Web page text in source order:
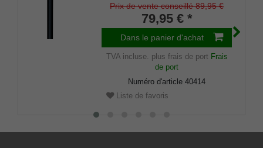
réglable 75-100 cm, jusqu'à 110
Kg, embouts en caoutchouc
inclus
Prix de vente conseillé 89,95 €
79,95 € *
Dans le panier d'achat
TVA incluse. plus frais de port Frais
de port
Numéro d'article 40414
Liste de favoris